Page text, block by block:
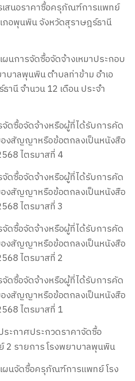
สนอราคาซื้อครุภัณฑ์การแพทย์
ภอพุนพิน จังหวัดสุราษฎร์ธานี
นการจัดซื้อจัดจ้างเหมาประกอบ
บาลพุนพิน ตำบลท่าข้าม อำเอ
นี จำนวน 12 เดือน ประจำ
ดซื้อจัดจ้างหรือผู้ที่ได้รับการคัด
งสัญญาหรือข้อตกลงเป็นหนังสือ
ไตรมาสที่ 4
ดซื้อจัดจ้างหรือผู้ที่ได้รับการคัด
งสัญญาหรือข้อตกลงเป็นหนังสือ
ไตรมาสที่ 3
ดซื้อจัดจ้างหรือผู้ที่ได้รับการคัด
งสัญญาหรือข้อตกลงเป็นหนังสือ
ไตรมาสที่ 2
ดซื้อจัดจ้างหรือผู้ที่ได้รับการคัด
งสัญญาหรือข้อตกลงเป็นหนังสือ
ไตรมาสที่ 1
ะกาศประกวดราคาจัดซื้อ
รายการ โรงพยาบาลพุนพิน
ผนจัดซื้อครุภัณฑ์การแพทย์ โรง